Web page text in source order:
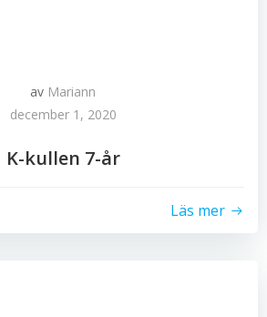
av Mariann
december 1, 2020
K-kullen 7-år
Läs mer